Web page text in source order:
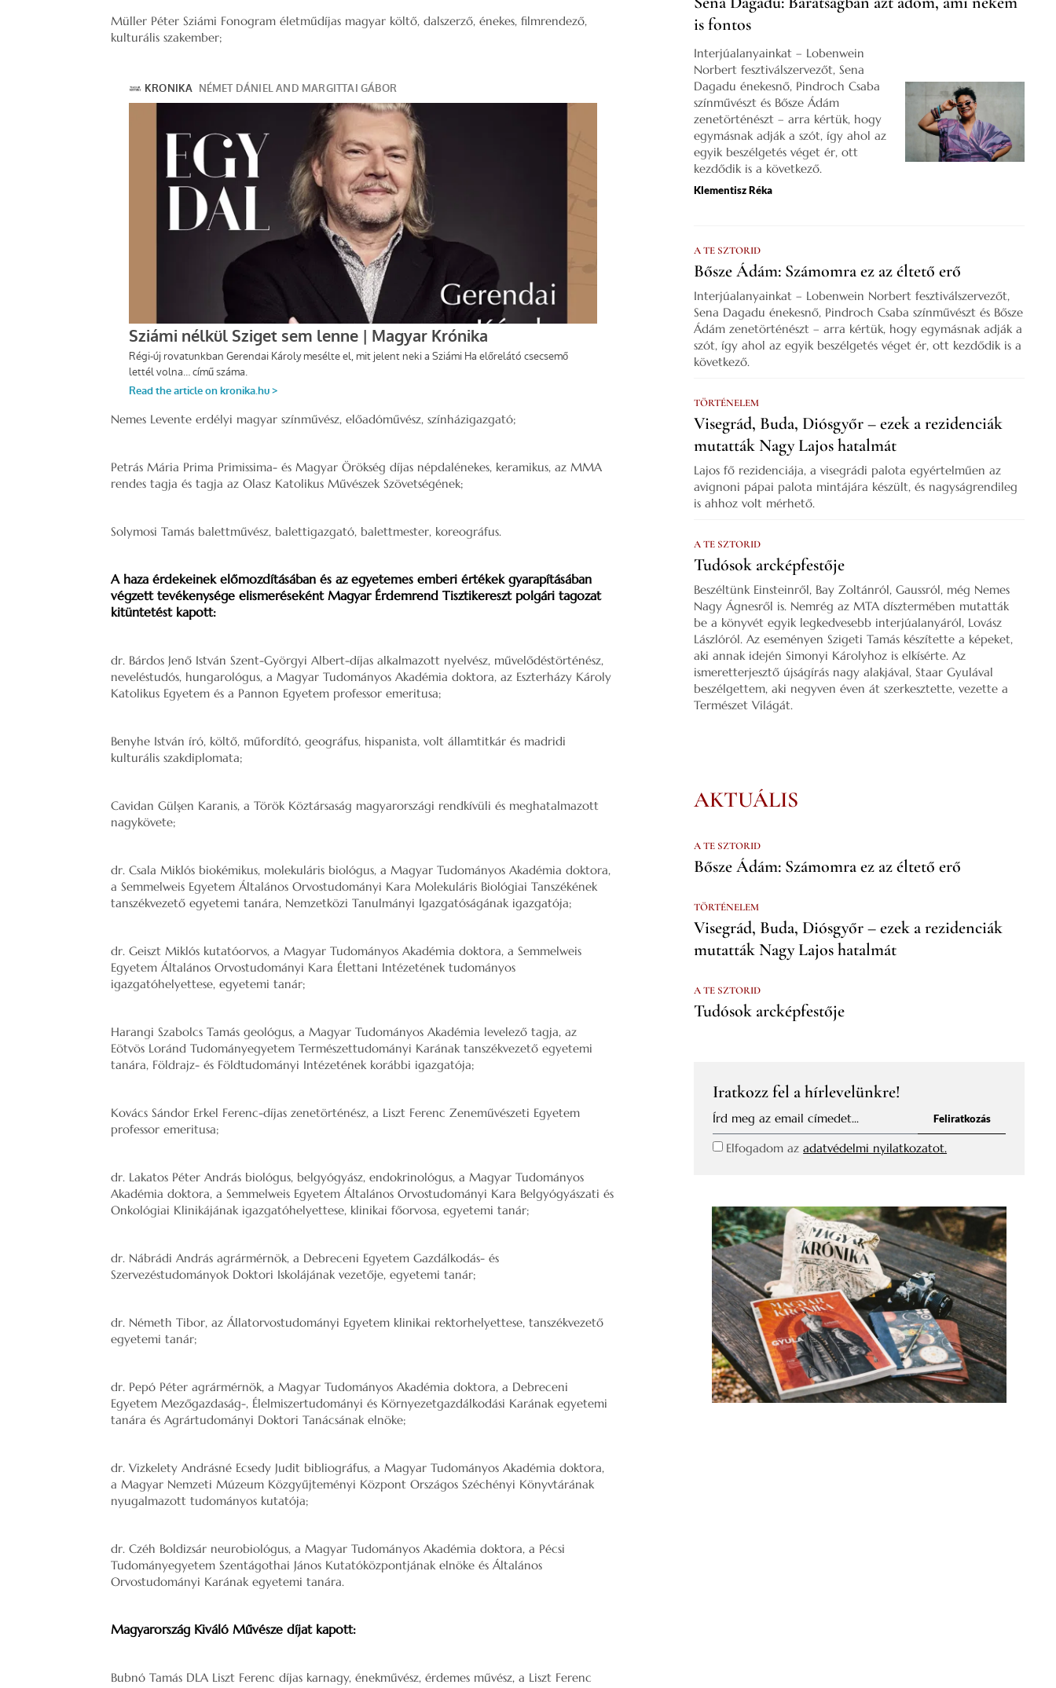
Müller Péter Sziámi Fonogram életműdíjas magyar költő, dalszerző, énekes, filmrendező,
kulturális szakember;
Nemes Levente erdélyi magyar színművész, előadóművész, színházigazgató;
Petrás Mária Prima Primissima- és Magyar Örökség díjas népdalénekes, keramikus, az MMA
rendes tagja és tagja az Olasz Katolikus Művészek Szövetségének;
Solymosi Tamás balettművész, balettigazgató, balettmester, koreográfus.
A haza érdekeinek előmozdításában és az egyetemes emberi értékek gyarapításában
végzett tevékenysége elismeréseként Magyar Érdemrend Tisztikereszt polgári tagozat
kitüntetést kapott:
dr. Bárdos Jenő István Szent-Györgyi Albert-díjas alkalmazott nyelvész, művelődéstörténész,
neveléstudós, hungarológus, a Magyar Tudományos Akadémia doktora, az Eszterházy Károly
Katolikus Egyetem és a Pannon Egyetem professor emeritusa;
Benyhe István író, költő, műfordító, geográfus, hispanista, volt államtitkár és madridi
kulturális szakdiplomata;
Cavidan Gülşen Karanis, a Török Köztársaság magyarországi rendkívüli és meghatalmazott
nagykövete;
dr. Csala Miklós biokémikus, molekuláris biológus, a Magyar Tudományos Akadémia doktora,
a Semmelweis Egyetem Általános Orvostudományi Kara Molekuláris Biológiai Tanszékének
tanszékvezető egyetemi tanára, Nemzetközi Tanulmányi Igazgatóságának igazgatója;
dr. Geiszt Miklós kutatóorvos, a Magyar Tudományos Akadémia doktora, a Semmelweis
Egyetem Általános Orvostudományi Kara Élettani Intézetének tudományos
igazgatóhelyettese, egyetemi tanár;
Harangi Szabolcs Tamás geológus, a Magyar Tudományos Akadémia levelező tagja, az
Eötvös Loránd Tudományegyetem Természettudományi Karának tanszékvezető egyetemi
tanára, Földrajz- és Földtudományi Intézetének korábbi igazgatója;
Kovács Sándor Erkel Ferenc-díjas zenetörténész, a Liszt Ferenc Zeneművészeti Egyetem
professor emeritusa;
dr. Lakatos Péter András biológus, belgyógyász, endokrinológus, a Magyar Tudományos
Akadémia doktora, a Semmelweis Egyetem Általános Orvostudományi Kara Belgyógyászati és
Onkológiai Klinikájának igazgatóhelyettese, klinikai főorvosa, egyetemi tanár;
dr. Nábrádi András agrármérnök, a Debreceni Egyetem Gazdálkodás- és
Szervezéstudományok Doktori Iskolájának vezetője, egyetemi tanár;
dr. Németh Tibor, az Állatorvostudományi Egyetem klinikai rektorhelyettese, tanszékvezető
egyetemi tanár;
dr. Pepó Péter agrármérnök, a Magyar Tudományos Akadémia doktora, a Debreceni
Egyetem Mezőgazdaság-, Élelmiszertudományi és Környezetgazdálkodási Karának egyetemi
tanára és Agrártudományi Doktori Tanácsának elnöke;
dr. Vizkelety Andrásné Ecsedy Judit bibliográfus, a Magyar Tudományos Akadémia doktora,
a Magyar Nemzeti Múzeum Közgyűjteményi Központ Országos Széchényi Könyvtárának
nyugalmazott tudományos kutatója;
dr. Czéh Boldizsár neurobiológus, a Magyar Tudományos Akadémia doktora, a Pécsi
Tudományegyetem Szentágothai János Kutatóközpontjának elnöke és Általános
Orvostudományi Karának egyetemi tanára.
Magyarország Kiváló Művésze díjat kapott:
Bubnó Tamás DLA Liszt Ferenc díjas karnagy, énekművész, érdemes művész, a Liszt Ferenc
is fontos
Interjúalanyainkat – Lobenwein
Norbert fesztiválszervezőt, Sena
Dagadu énekesnő, Pindroch Csaba
színművészt és Bősze Ádám
zenetörténészt – arra kértük, hogy
egymásnak adják a szót, így ahol az
egyik beszélgetés véget ér, ott
kezdődik is a következő.
Klementisz Réka
A TE SZTORID
Bősze Ádám: Számomra ez az éltető erő
Interjúalanyainkat – Lobenwein Norbert fesztiválszervezőt,
Sena Dagadu énekesnő, Pindroch Csaba színművészt és Bősze
Ádám zenetörténészt – arra kértük, hogy egymásnak adják a
szót, így ahol az egyik beszélgetés véget ér, ott kezdődik is a
következő.
TÖRTÉNELEM
Visegrád, Buda, Diósgyőr – ezek a rezidenciák
mutatták Nagy Lajos hatalmát
Lajos fő rezidenciája, a visegrádi palota egyértelműen az
avignoni pápai palota mintájára készült, és nagyságrendileg
is ahhoz volt mérhető.
A TE SZTORID
Tudósok arcképfestője
Beszéltünk Einsteinről, Bay Zoltánról, Gaussról, még Nemes
Nagy Ágnesről is. Nemrég az MTA dísztermében mutatták
be a könyvét egyik legkedvesebb interjúalanyáról, Lovász
Lászlóról. Az eseményen Szigeti Tamás készítette a képeket,
aki annak idején Simonyi Károlyhoz is elkísérte. Az
ismeretterjesztő újságírás nagy alakjával, Staar Gyulával
beszélgettem, aki negyven éven át szerkesztette, vezette a
Természet Világát.
AKTUÁLIS
A TE SZTORID
Bősze Ádám: Számomra ez az éltető erő
TÖRTÉNELEM
Visegrád, Buda, Diósgyőr – ezek a rezidenciák
mutatták Nagy Lajos hatalmát
A TE SZTORID
Tudósok arcképfestője
Iratkozz fel a hírlevelünkre!
Elfogadom azadatvédelmi nyilatkozatot.
Feliratkozás